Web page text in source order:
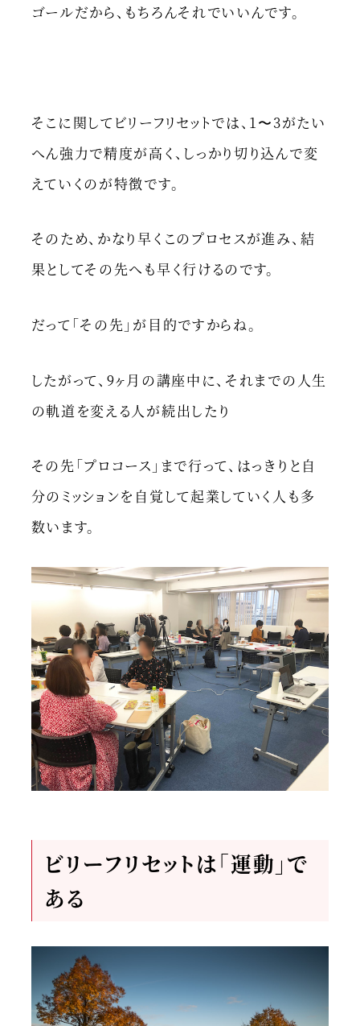
ゴールだから、もちろんそれでいいんです。
そこに関してビリーフリセットでは、1〜3がたい
へん強力で精度が高く、しっかり切り込んで変
えていくのが特徴です。
そのため、かなり早くこのプロセスが進み、結
果としてその先へも早く行けるのです。
だって「その先」が目的ですからね。
したがって、9ヶ月の講座中に、それまでの人生
の軌道を変える人が続出したり
その先「プロコース」まで行って、はっきりと自
分のミッションを自覚して起業していく人も多
数います。
ビリーフリセットは「運動」で
ある